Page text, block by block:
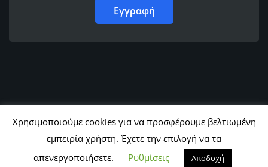
© 2011 - 2022, Ε.Λ.Φ.Ε.Ε. Ρόδου
Χρησιμοποιούμε cookies για να προσφέρουμε βελτιωμένη
εμπειρία χρήστη. Έχετε την επιλογή να τα
απενεργοποιήσετε.
Ρυθμίσεις Αποδοχή